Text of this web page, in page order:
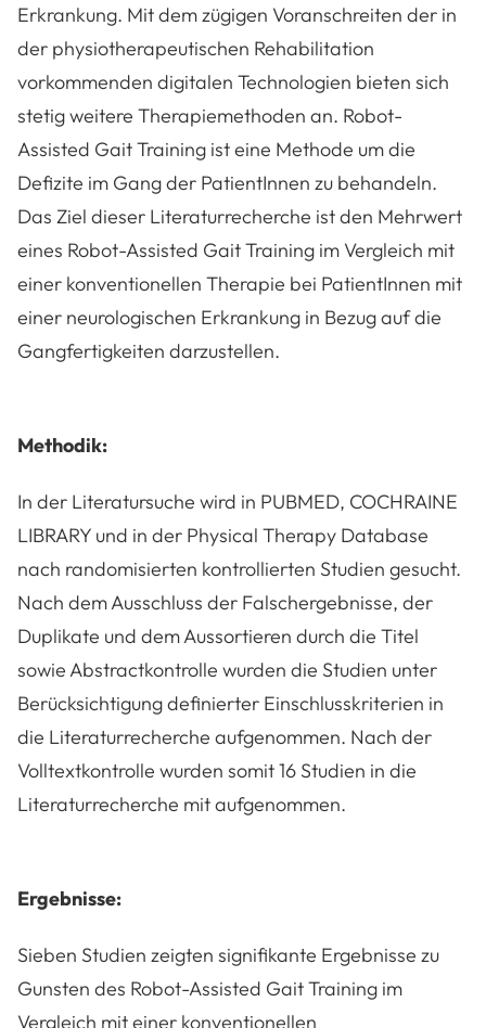
Erkrankung. Mit dem zügigen Voranschreiten der in
der physiotherapeutischen Rehabilitation
vorkommenden digitalen Technologien bieten sich
stetig weitere Therapiemethoden an. Robot-
Assisted Gait Training ist eine Methode um die
Defizite im Gang der PatientInnen zu behandeln.
Das Ziel dieser Literaturrecherche ist den Mehrwert
eines Robot-Assisted Gait Training im Vergleich mit
einer konventionellen Therapie bei PatientInnen mit
einer neurologischen Erkrankung in Bezug auf die
Gangfertigkeiten darzustellen.
Methodik:
In der Literatursuche wird in PUBMED, COCHRAINE
LIBRARY und in der Physical Therapy Database
nach randomisierten kontrollierten Studien gesucht.
Nach dem Ausschluss der Falschergebnisse, der
Duplikate und dem Aussortieren durch die Titel
sowie Abstractkontrolle wurden die Studien unter
Berücksichtigung definierter Einschlusskriterien in
die Literaturrecherche aufgenommen. Nach der
Volltextkontrolle wurden somit 16 Studien in die
Literaturrecherche mit aufgenommen.
Ergebnisse:
Sieben Studien zeigten signifikante Ergebnisse zu
Gunsten des Robot-Assisted Gait Training im
Vergleich mit einer konventionellen